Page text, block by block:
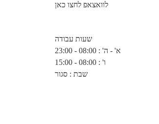
לוואצאפ לחצו כאן
שעות עבודה
א' - ה' : 08:00 - 23:00
ו' : 08:00 - 15:00
שבת : סגור